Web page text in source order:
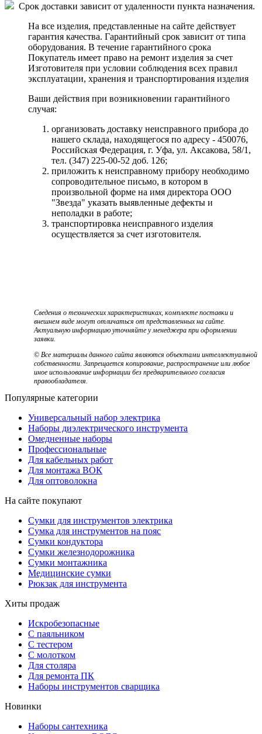
Срок доставки зависит от удаленности пункта назначения.
На все изделия, представленные на сайте действует
гарантия качества. Гарантийный срок зависит от типа
оборудования. В течение гарантийного срока
Покупатель имеет право на ремонт изделия за счет
Изготовителя при условии соблюдения всех правил
эксплуатации, хранения и транспортирования изделия
Ваши действия при возникновении гарантийного
случая:
организовать доставку неисправного прибора до
нашего склада, находящегося по адресу - 450076,
Российская Федерация, г. Уфа, ул. Аксакова, 58/1,
тел. (347) 225-00-52 доб. 126;
приложить к неисправному прибору необходимо
сопроводительное письмо, в котором в
произвольной форме на имя директора ООО
"Звезда" указать выявленные дефекты и
неполадки в работе;
транспортировка неисправного изделия
осуществляется за счет изготовителя.
Сведения о технических характеристиках, комплекте поставки и
внешнем виде могут отличаться от представленных на сайте.
Актуальную информацию уточняйте у менеджера при оформлении
заявки.
© Все материалы данного сайта являются объектами интеллектуальной
собственности. Запрещается копирование, распространение или любое
иное использование информации без предварительного согласия
правообладателя.
Популярные категории
Универсальный набор электрика
Наборы диэлектрического инструмента
Омедненные наборы
Профессиональные
Для кабельных работ
Для монтажа ВОК
Для оптоволокна
На сайте покупают
Сумки для инструментов электрика
Сумка для инструментов на пояс
Сумки кондуктора
Сумки железнодорожника
Сумки монтажника
Медицинские сумки
Рюкзак для инструмента
Хиты продаж
Искробезопасные
С паяльником
С тестером
С молотком
Для столяра
Для ремонта ПК
Наборы инструментов сварщика
Новинки
Наборы сантехника